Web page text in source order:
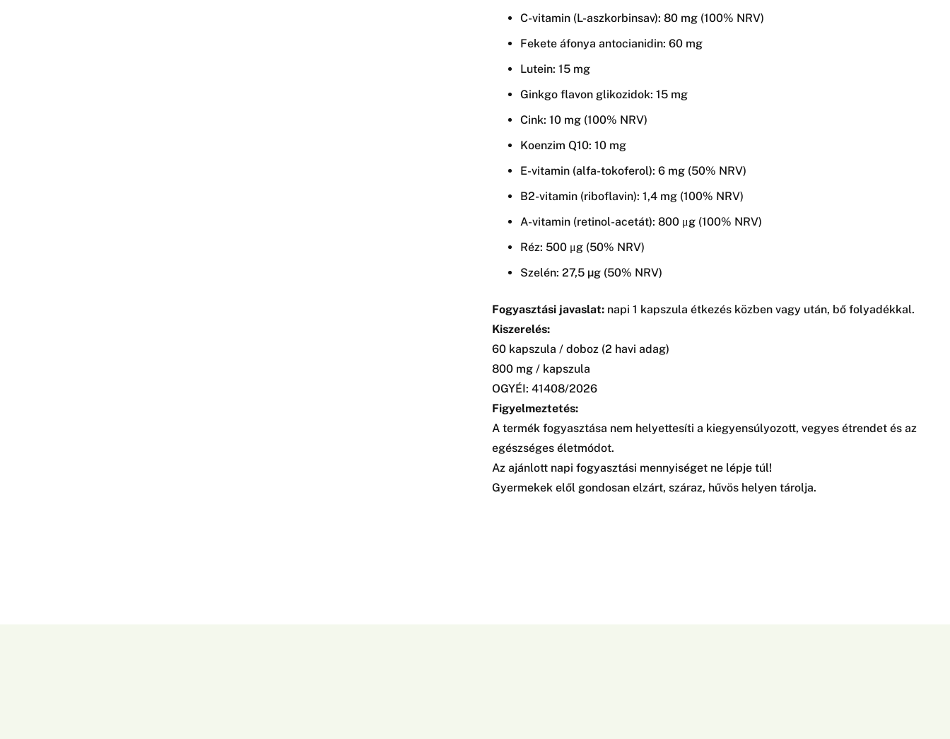
C-vitamin (L-aszkorbinsav): 80 mg (100% NRV)
Fekete áfonya antocianidin: 60 mg
Lutein: 15 mg
Ginkgo flavon glikozidok: 15 mg
Cink: 10 mg (100% NRV)
Koenzim Q10: 10 mg
E-vitamin (alfa-tokoferol): 6 mg (50% NRV)
B2-vitamin (riboflavin): 1,4 mg (100% NRV)
A-vitamin (retinol-acetát): 800 μg (100% NRV)
Réz: 500 μg (50% NRV)
Szelén: 27,5 µg (50% NRV)
Fogyasztási javaslat: napi 1 kapszula étkezés közben vagy után, bő folyadékkal.
Kiszerelés:
60 kapszula / doboz (2 havi adag)
800 mg / kapszula
OGYÉI: 41408/2026
Figyelmeztetés:
A termék fogyasztása nem helyettesíti a kiegyensúlyozott, vegyes étrendet és az
egészséges életmódot.
Az ajánlott napi fogyasztási mennyiséget ne lépje túl!
Gyermekek elől gondosan elzárt, száraz, hűvös helyen tárolja.